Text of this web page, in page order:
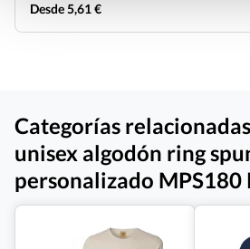
Desde 5,61 €
Categorías
unisex algodón ring
personalizado MPS180